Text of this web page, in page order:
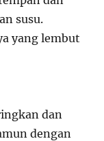
susu.
yang lembut
dan
dengan